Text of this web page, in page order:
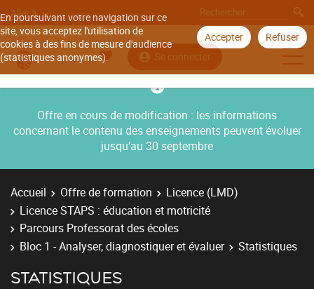
En poursuivant votre navigation sur ce
site, vous acceptez l'utilisation de
cookies à des fins de mesure d'audience
(statistiques anonymes).
Accepter Refuser
Aller à
Se connecter
Offre en cours de modification : les informations
concernant le contenu des enseignements peuvent évoluer
jusqu’au 30 septembre
Accueil Offre de formation
Licence (LMD)
Licence STAPS : éducation et motricité
Parcours Professorat des écoles
Bloc 1 - Analyser, diagnostiquer et évaluer
Statistiques
STATISTIQUES